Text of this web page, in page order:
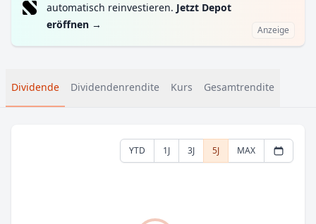
automatisch reinvestieren. Jetzt Depot
eröffnen → Anzeige
Dividende Dividendenrendite Kurs Gesamtrendite
YTD 1J 3J 5J MAX